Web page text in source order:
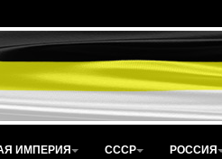
ИМПЕРИЯ СССР РОССИЯ